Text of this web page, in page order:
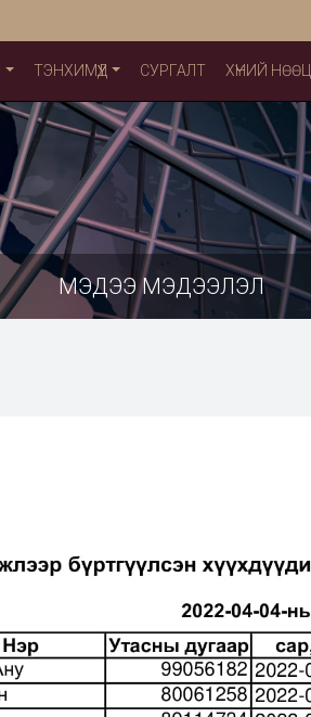
ТЭНХИМҮҮД СУРГАЛТ ХҮНИЙ НӨӨЦ
МЭДЭЭ МЭДЭЭЛЭЛ